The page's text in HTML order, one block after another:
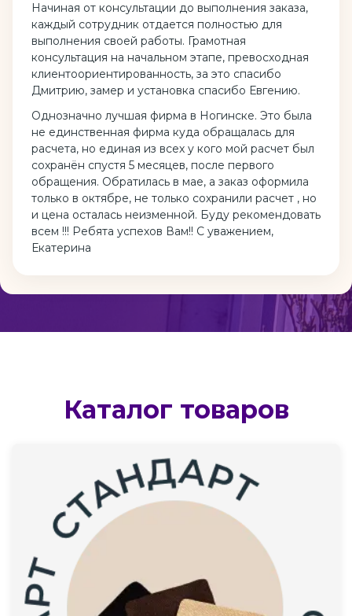
Начиная от консультации до выполнения заказа,
каждый сотрудник отдается полностью для
выполнения своей работы. Грамотная
консультация на начальном этапе, превосходная
клиентоориентированность, за это спасибо
Дмитрию, замер и установка спасибо Евгению.
Однозначно лучшая фирма в Ногинске. Это была
не единственная фирма куда обращалась для
расчета, но единая из всех у кого мой расчет был
сохранён спустя 5 месяцев, после первого
обращения. Обратилась в мае, а заказ оформила
только в октябре, не только сохранили расчет , но
и цена осталась неизменной. Буду рекомендовать
всем !!! Ребята успехов Вам!! С уважением,
Екатерина
Каталог товаров